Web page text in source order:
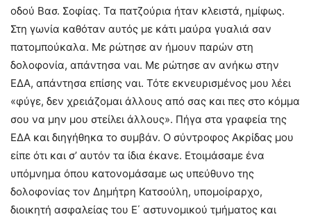
οδού Βασ. Σοφίας. Τα πατζούρια ήταν κλειστά, ημίφως.
Στη γωνία καθόταν αυτός με κάτι μαύρα γυαλιά σαν
πατομπούκαλα. Με ρώτησε αν ήμουν παρών στη
δολοφονία, απάντησα ναι. Με ρώτησε αν ανήκω στην
ΕΔΑ, απάντησα επίσης ναι. Τότε εκνευρισμένος μου λέει
«φύγε, δεν χρειάζομαι άλλους από σας και πες στο κόμμα
σου να μην μου στείλει άλλους». Πήγα στα γραφεία της
ΕΔΑ και διηγήθηκα το συμβάν. Ο σύντροφος Ακρίδας μου
είπε ότι και σ’ αυτόν τα ίδια έκανε. Ετοιμάσαμε ένα
υπόμνημα όπου κατονομάσαμε ως υπεύθυνο της
δολοφονίας τον Δημήτρη Κατσούλη, υπομοίραρχο,
διοικητή ασφαλείας του Ε΄ αστυνομικού τμήματος και